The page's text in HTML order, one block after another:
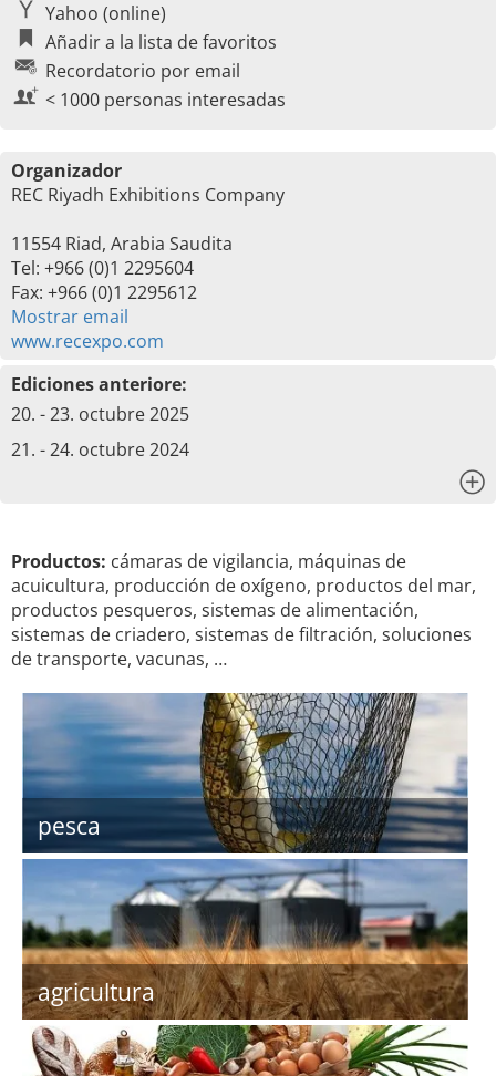
Yahoo (online)
Añadir a la lista de favoritos
Recordatorio por email
< 1000 personas interesadas
Organizador
REC Riyadh Exhibitions Company
11554 Riad, Arabia Saudita
Tel: +966 (0)1 2295604
Fax: +966 (0)1 2295612
Mostrar email
www.recexpo.com
Ediciones anteriore:
20. - 23. octubre 2025
21. - 24. octubre 2024
Productos: cámaras de vigilancia, máquinas de
acuicultura, producción de oxígeno, productos del mar,
productos pesqueros, sistemas de alimentación,
sistemas de criadero, sistemas de filtración, soluciones
de transporte, vacunas, …
pesca
agricultura